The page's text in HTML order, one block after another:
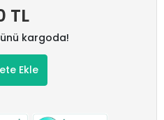
TL
kargoda!
Ekle